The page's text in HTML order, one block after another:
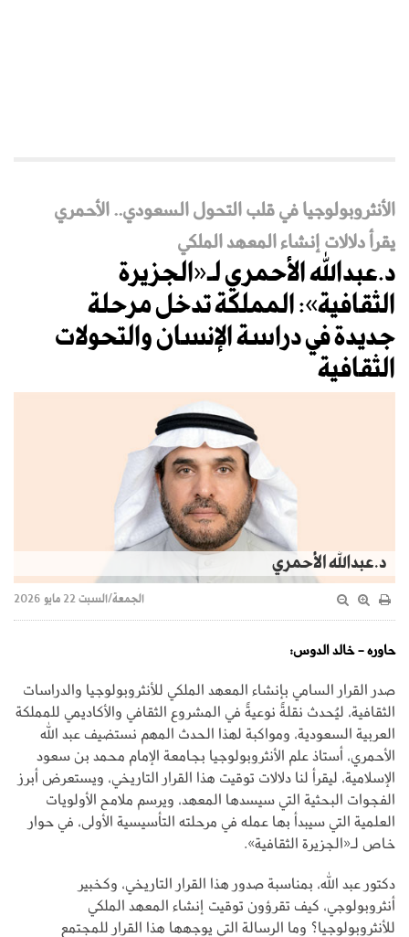
الأنثروبولوجيا في قلب التحول السعودي.. الأحمري
يقرأ دلالات إنشاء المعهد الملكي
د.عبدالله الأحمري لـ«الجزيرة
الثقافية»: المملكة تدخل مرحلة
جديدة في دراسة الإنسان والتحولات
الثقافية
د.عبدالله الأحمري
الجمعة/السبت 22 مايو 2026
حاوره - خالد الدوس:
صدر القرار السامي بإنشاء المعهد الملكي للأنثروبولوجيا والدراسات
الثقافية، ليُحدث نقلةً نوعيةً في المشروع الثقافي والأكاديمي للمملكة
العربية السعودية، ومواكبة لهذا الحدث المهم نستضيف عبد الله
الأحمري، أستاذ علم الأنثروبولوجيا بجامعة الإمام محمد بن سعود
الإسلامية، ليقرأ لنا دلالات توقيت هذا القرار التاريخي، ويستعرض أبرز
الفجوات البحثية التي سيسدها المعهد، ويرسم ملامح الأولويات
العلمية التي سيبدأ بها عمله في مرحلته التأسيسية الأولى، في حوار
خاص لـ«الجزيرة الثقافية».
دكتور عبد الله، بمناسبة صدور هذا القرار التاريخي، وكخبير
أنثروبولوجي، كيف تقرؤون توقيت إنشاء المعهد الملكي
للأنثروبولوجيا؟ وما الرسالة التي يوجهها هذا القرار للمجتمع